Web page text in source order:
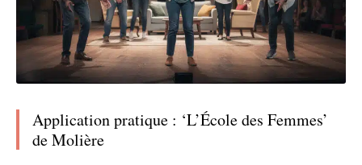
Application pratique : ‘L’École des Femmes’
de Molière